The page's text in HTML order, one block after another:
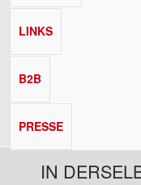
LINKS
B2B
PRESSE
IN